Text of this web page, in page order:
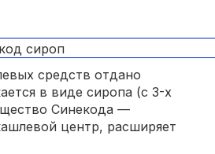
средств отдано
в виде сиропа (с 3-х
Синекода —
центр, расширяет